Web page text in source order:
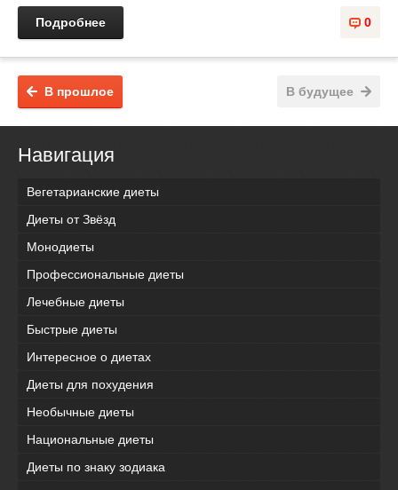
0
Подробнее
В будущее
В прошлое
Навигация
Вегетарианские диеты
Диеты от Звёзд
Монодиеты
Профессиональные диеты
Лечебные диеты
Быстрые диеты
Интересное о диетах
Диеты для похудения
Необычные диеты
Национальные диеты
Диеты по знаку зодиака